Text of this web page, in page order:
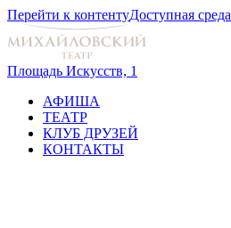
Перейти к контентуДоступная среда
Площадь Искусств, 1
АФИША
ТЕАТР
КЛУБ ДРУЗЕЙ
КОНТАКТЫ